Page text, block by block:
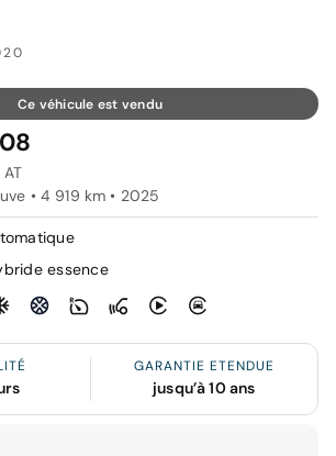
Ce véhicule est vendu
• 4 919 km • 2025
essence
GARANTIE ETENDUE
jusqu’à 10 ans